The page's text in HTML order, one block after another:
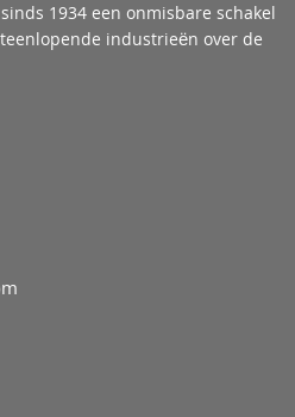
1934 een onmisbare schakel
industrieën over de